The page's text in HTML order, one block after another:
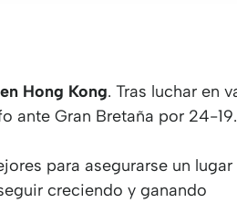
Hong Kong. Tras luchar en
ante Gran Bretaña por 24-19.
para asegurarse un lugar
creciendo y ganando